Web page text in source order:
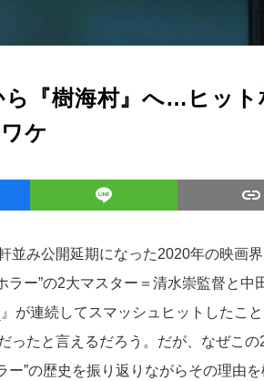
ら『樹海村』へ…ヒット
ケ
並み公開延期になった2020年の映画
ラー”の2大マスター＝清水崇監督と中
』が連続してスマッシュヒットしたこ
ったと言えるだろう。だが、なぜこの
”の歴史を振り返りながらその理由を